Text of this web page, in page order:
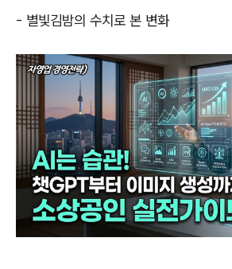
- 별빛김밤의 수치로 본 변화